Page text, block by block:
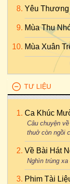
Yêu Thương
Mùa Thu
Mùa Xuân
TƯ LIỆU
Ca Khúc
Câu chuyện
thuở còn ngồi
Về Bài Hát
Nghìn trùng
Phim Tài